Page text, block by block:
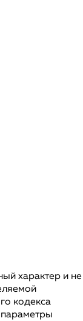
характер и не
кодекса
параметры